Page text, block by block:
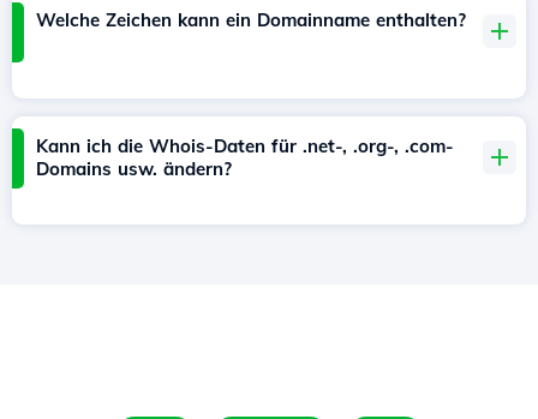
Welche Zeichen kann ein Domainname enthalten?
Kann ich die Whois-Daten für .net-, .org-, .com-
Domains usw. ändern?